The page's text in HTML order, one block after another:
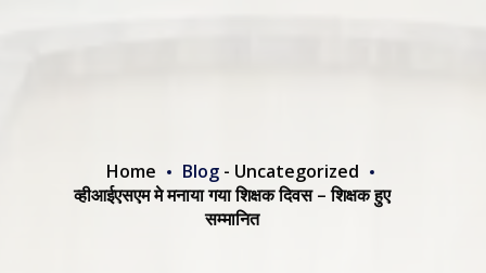
Home Blog - Uncategorized
व्हीआईएसएम मे मनाया गया शिक्षक दिवस – शिक्षक हुए
सम्मानित